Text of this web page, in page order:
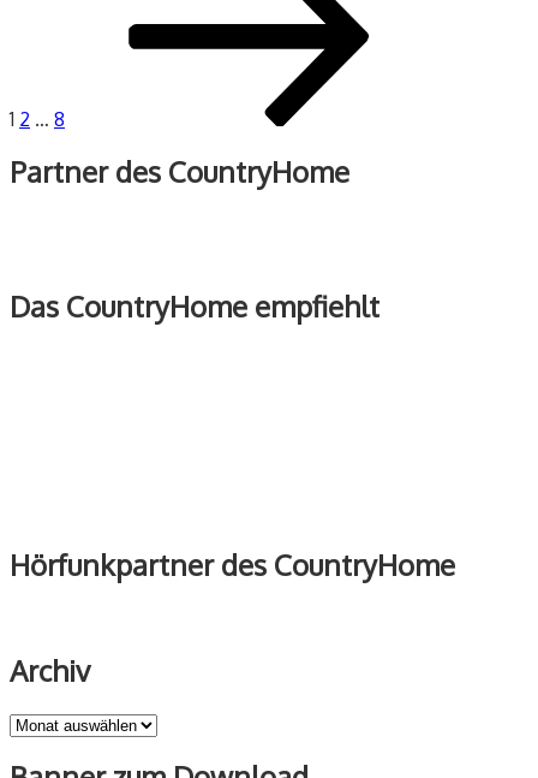
1 2 … 8
Partner des CountryHome
Das CountryHome empfiehlt
Hörfunkpartner des CountryHome
Archiv
Archiv